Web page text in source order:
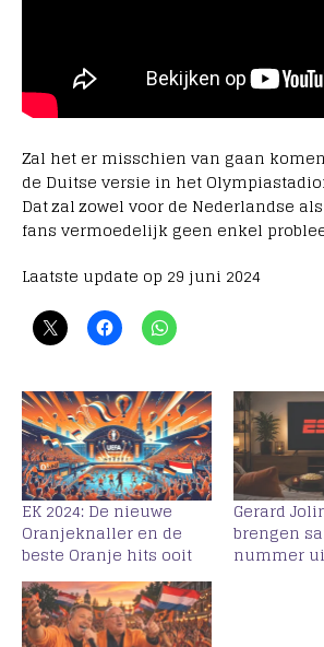
Zal het er misschien van gaan
de Duitse versie in het
Dat zal zowel voor de Nederlandse
fans vermoedelijk geen enkel
Laatste update op 29 juni 2024
EK 2024: De nieuwe
Oranjeknaller en de
beste Oranje hits ooit
Gerard
brengen
nummer